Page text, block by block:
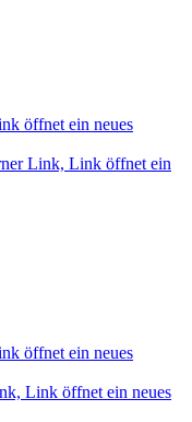
öffnet ein neues
Link, Link öffnet ein
öffnet ein neues
Link öffnet ein neues